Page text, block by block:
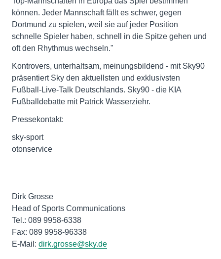
können. Jeder Mannschaft fällt es schwer, gegen
Dortmund zu spielen, weil sie auf jeder Position
schnelle Spieler haben, schnell in die Spitze gehen und
oft den Rhythmus wechseln."
Kontrovers, unterhaltsam, meinungsbildend - mit Sky90
präsentiert Sky den aktuellsten und exklusivsten
Fußball-Live-Talk Deutschlands. Sky90 - die KIA
Fußballdebatte mit Patrick Wasserziehr.
Pressekontakt:
sky-sport
otonservice
Dirk Grosse
Head of Sports Communications
Tel.: 089 9958-6338
Fax: 089 9958-96338
E-Mail: dirk.grosse@sky.de